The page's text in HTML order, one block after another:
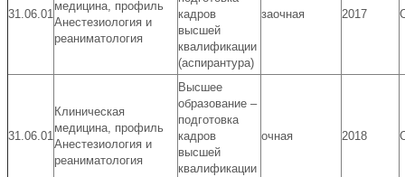
31.06.01
медицина, профиль
Анестезиология и
реаниматология
кадров
высшей
квалификации
(аспирантура)
заочная 2017
31.06.01
Клиническая
медицина, профиль
Анестезиология и
реаниматология
Высшее
образование –
подготовка
кадров
высшей
квалификации
очная 2018